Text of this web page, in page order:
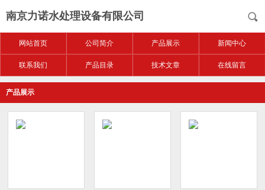
南京力诺水处理设备有限公司
网站首页 公司简介 产品展示 新闻中心
联系我们 产品目录 技术文章 在线留言
产品展示